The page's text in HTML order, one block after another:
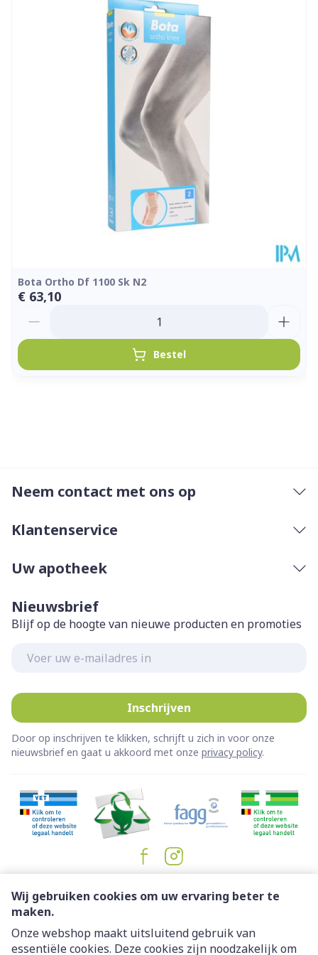
Wij gebruiken cookies om uw ervaring beter te
maken.
Onze webshop maakt uitsluitend gebruik van
essentiële cookies. Deze cookies zijn noodzakelijk om
174 mm
22 mm
Stuk
Kamertemperatuur (15°C -
25°C)
Bota Ortho Df 1100 Sk N2
€ 63,10
Bestel
Neem contact met ons op
Klantenservice
Uw apotheek
Nieuwsbrief
Blijf op de hoogte van nieuwe producten en promoties
Inschrijven
Door op inschrijven te klikken, schrijft u zich in voor onze
nieuwsbrief en gaat u akkoord met onze privacy policy.
Juridische links